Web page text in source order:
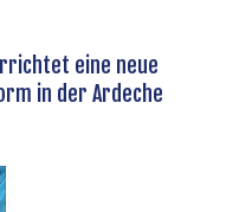
eine neue
in der Ardeche